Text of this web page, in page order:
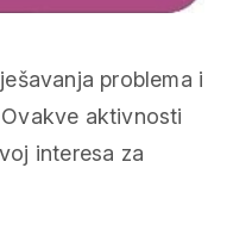
problema i
aktivnosti
interesa za